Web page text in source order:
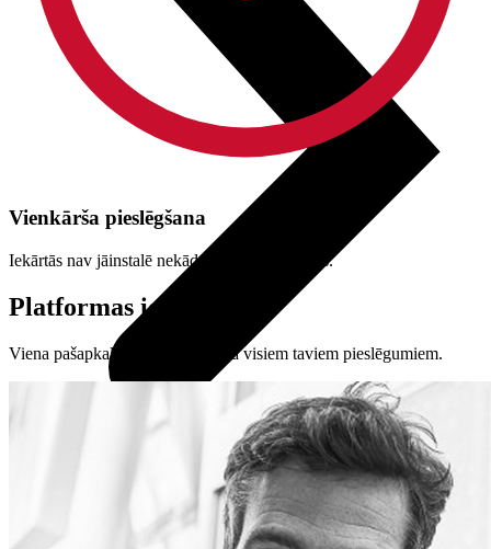
Vienkārša pieslēgšana
Iekārtās nav jāinstalē nekādas programmatūras.
Platformas iespējas
Viena pašapkalpošanās platforma visiem taviem pieslēgumiem.